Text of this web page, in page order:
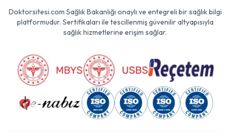
Doktorsitesi.com Sağlık Bakanlığı onaylı ve entegreli bir sağlık bilgi
platformudur. Sertifikaları ile tescillenmiş güvenilir altyapısıyla
sağlık hizmetlerine erişim sağlar.